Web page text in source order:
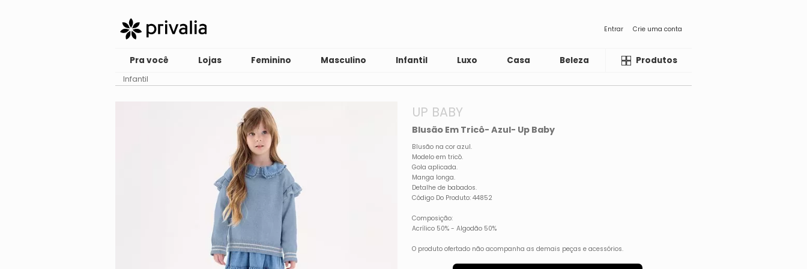
Entrar Crie uma conta
Pra você Lojas Feminino Masculino Infantil Luxo Casa Beleza LiquidaProdutos
Infantil
UP BABY
Blusão Em Tricô- Azul- Up Baby
Blusão na cor azul.
Modelo em tricô.
Gola aplicada.
Manga longa.
Detalhe de babados.
Código Do Produto: 44852
Composição:
Acrílico 50% - Algodão 50%
O produto ofertado não acompanha as demais peças e acessórios.